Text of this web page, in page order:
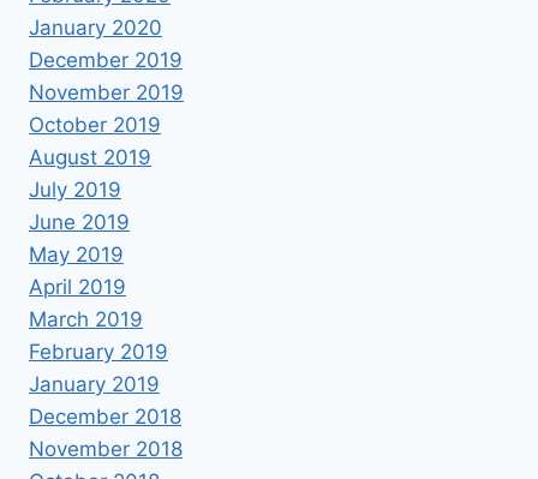
January 2020
December 2019
November 2019
October 2019
August 2019
July 2019
June 2019
May 2019
April 2019
March 2019
February 2019
January 2019
December 2018
November 2018